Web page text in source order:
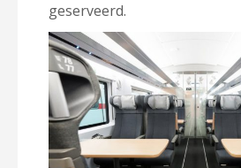
geserveerd.